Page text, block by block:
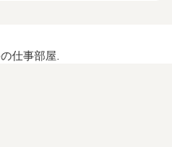
仕事部屋.